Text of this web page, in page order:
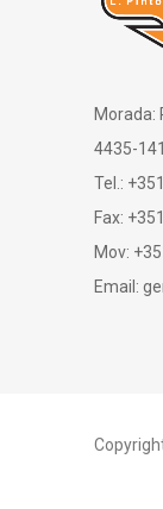
Morada:
4435-
Tel.:
Fax:
Mov:
Email: